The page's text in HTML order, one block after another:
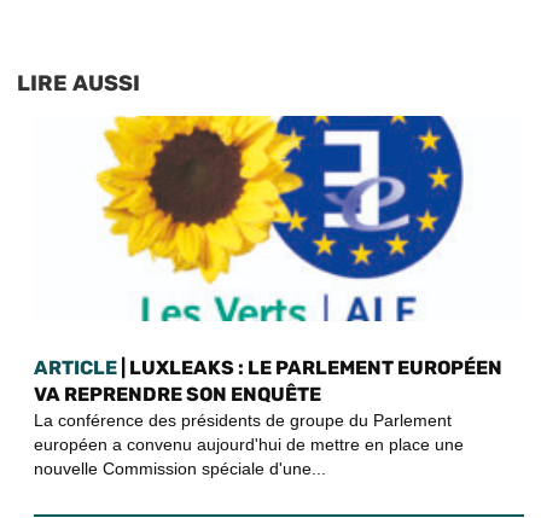
LIRE AUSSI
ARTICLE | LUXLEAKS : LE PARLEMENT EUROPÉEN
VA REPRENDRE SON ENQUÊTE
La conférence des présidents de groupe du Parlement
européen a convenu aujourd'hui de mettre en place une
nouvelle Commission spéciale d'une...